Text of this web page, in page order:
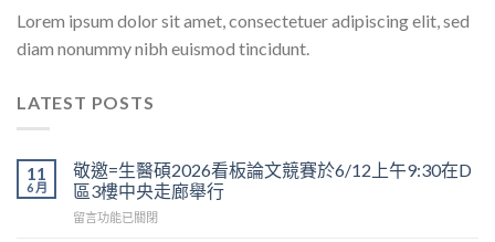
Lorem ipsum dolor sit amet, consectetuer adipiscing elit, sed
diam nonummy nibh euismod tincidunt.
LATEST POSTS
11
6 月
敬邀=生醫碩2026看板論文競賽於6/12上午9:30在D
區3樓中央走廊舉行
在
留言功能已關閉